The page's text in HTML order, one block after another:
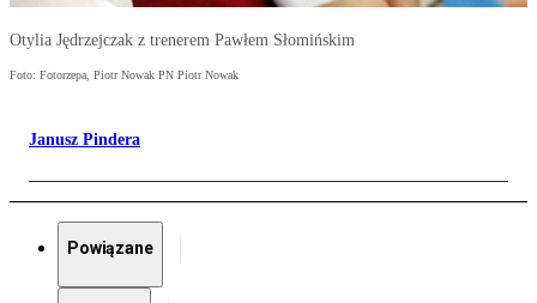
Otylia Jędrzejczak z trenerem Pawłem Słomińskim
Foto: Fotorzepa, Piotr Nowak PN Piotr Nowak
Janusz Pindera
Powiązane